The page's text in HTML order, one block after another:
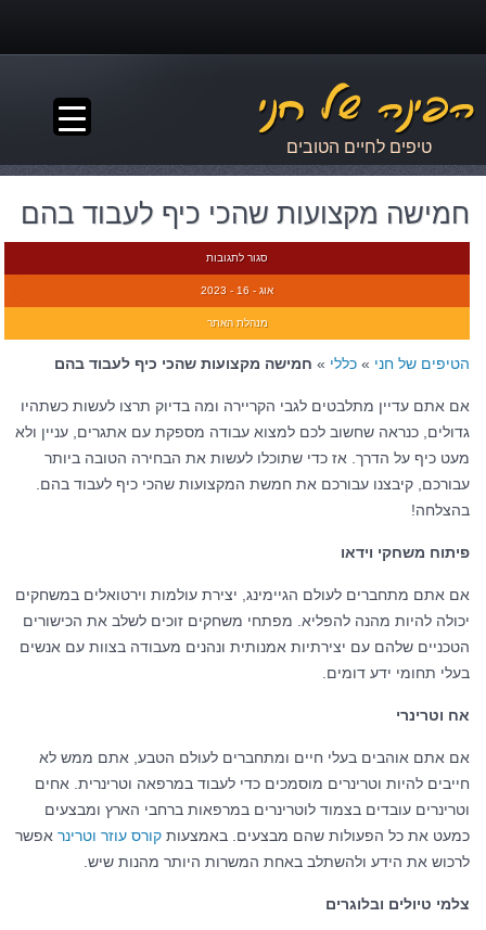
טיפים לחיים הטובים
חמישה מקצועות שהכי כיף לעבוד בהם
סגור לתגובות
אוג - 16 - 2023
מנהלת האתר
הטיפים של חני » כללי » חמישה מקצועות שהכי כיף לעבוד בהם
אם אתם עדיין מתלבטים לגבי הקריירה ומה בדיוק תרצו לעשות כשתהיו
גדולים, כנראה שחשוב לכם למצוא עבודה מספקת עם אתגרים, עניין ולא
מעט כיף על הדרך. אז כדי שתוכלו לעשות את הבחירה הטובה ביותר
עבורכם, קיבצנו עבורכם את חמשת המקצועות שהכי כיף לעבוד בהם.
בהצלחה!
פיתוח משחקי וידאו
אם אתם מתחברים לעולם הגיימינג, יצירת עולמות וירטואלים במשחקים
יכולה להיות מהנה להפליא. מפתחי משחקים זוכים לשלב את הכישורים
הטכניים שלהם עם יצירתיות אמנותית ונהנים מעבודה בצוות עם אנשים
בעלי תחומי ידע דומים.
אח וטרינרי
אם אתם אוהבים בעלי חיים ומתחברים לעולם הטבע, אתם ממש לא
חייבים להיות וטרינרים מוסמכים כדי לעבוד במרפאה וטרינרית. אחים
וטרינרים עובדים בצמוד לוטרינרים במרפאות ברחבי הארץ ומבצעים
כמעט את כל הפעולות שהם מבצעים. באמצעות קורס עוזר וטרינר אפשר
לרכוש את הידע ולהשתלב באחת המשרות היותר מהנות שיש.
צלמי טיולים ובלוגרים